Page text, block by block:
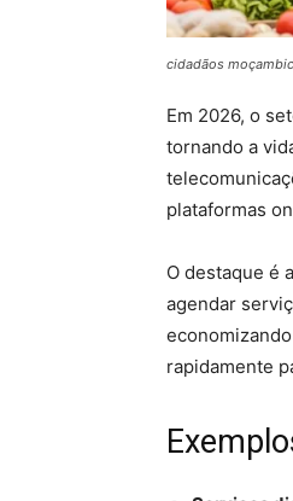
cidadãos
Em 2026, o
tornando a
plataformas
O destaque é a
agendar
rapidamente